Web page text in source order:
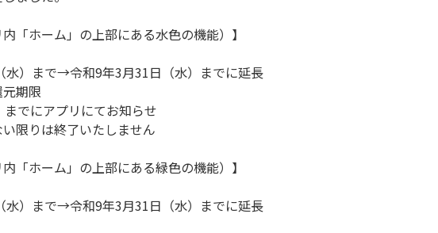
内「ホーム」の上部にある水色の機能）】
限
水）まで→令和9年3月31日（水）までに延長
元期限
までにアプリにてお知らせ
限りは終了いたしません
内「ホーム」の上部にある緑色の機能）】
限
水）まで→令和9年3月31日（水）までに延長